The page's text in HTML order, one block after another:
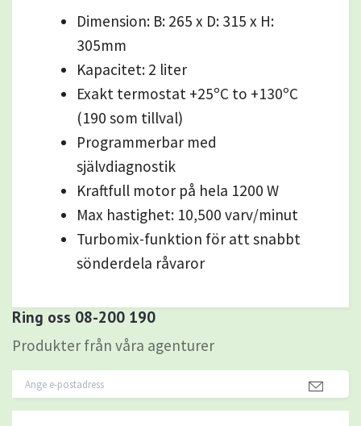
Ring oss 08-200 190
Produkter från våra agenturer
Dimension: B: 265 x D: 315 x H:
305mm
Kapacitet: 2 liter
Exakt termostat +25ºC to +130ºC
(190 som tillval)
Programmerbar med
självdiagnostik
Kraftfull motor på hela 1200 W
Max hastighet: 10,500 varv/minut
Turbomix-funktion för att snabbt
sönderdela råvaror